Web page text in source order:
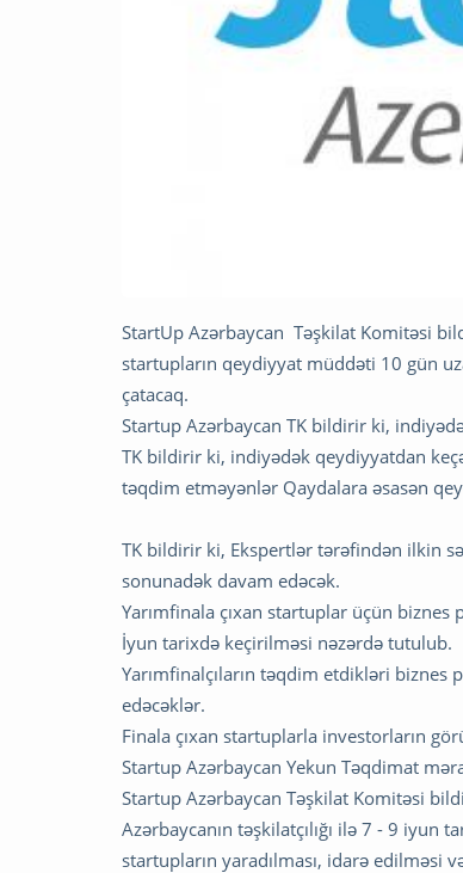
StartUp Azərbaycan Təşkilat Komitəsi
startupların qeydiyyat müddəti 10 gün
çatacaq.
Startup Azərbaycan TK bildirir ki,
TK bildirir ki, indiyədək qeydiyyatdan
təqdim etməyənlər Qaydalara əsasən
TK bildirir ki, Ekspertlər tərəfindən ilkin
sonunadək davam edəcək.
Yarımfinala çıxan startuplar üçün
İyun tarixdə keçirilməsi nəzərdə tutulub.
Yarımfinalçıların təqdim etdikləri biznes
edəcəklər.
Finala çıxan startuplarla investorların
Startup Azərbaycan Yekun Təqdimat
Startup Azərbaycan Təşkilat Komitəsi
Azərbaycanın təşkilatçılığı ilə 7 - 9
startupların yaradılması, idarə